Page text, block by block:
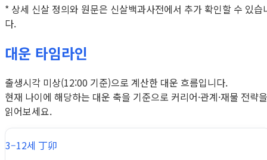
* 상세 신살 정의와 원문은 신살백과사전에서 추가 확인할 수 있습
다.
대운 타임라인
출생시각 미상(12:00 기준)으로 계산한 대운 흐름입니다.
현재 나이에 해당하는 대운 축을 기준으로 커리어·관계·재물 전략을
읽어보세요.
3–12세 丁卯